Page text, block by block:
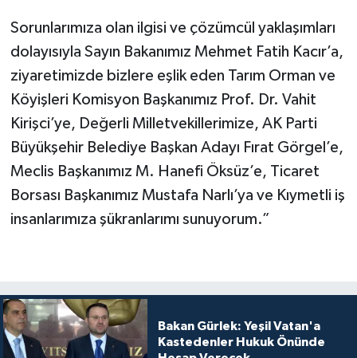
Sorunlarımıza olan ilgisi ve çözümcül yaklaşımları
dolayısıyla Sayın Bakanımız Mehmet Fatih Kacır’a,
ziyaretimizde bizlere eşlik eden Tarım Orman ve
Köyişleri Komisyon Başkanımız Prof. Dr. Vahit
Kirişci’ye, Değerli Milletvekillerimize, AK Parti
Büyükşehir Belediye Başkan Adayı Fırat Görgel’e,
Meclis Başkanımız M. Hanefi Öksüz’e, Ticaret
Borsası Başkanımız Mustafa Narlı’ya ve Kıymetli iş
insanlarımıza şükranlarımı sunuyorum.”
Bakan Gürlek: Yeşil Vatan'a
Kastedenler Hukuk Önünde